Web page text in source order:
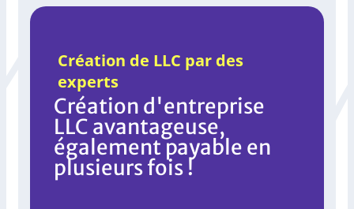
Création de LLC par des
experts
Création d'entreprise
LLC avantageuse,
également payable en
plusieurs fois !